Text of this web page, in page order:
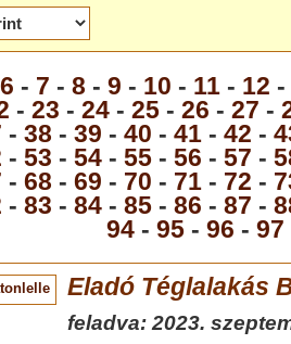
6 - 7 - 8 - 9 - 10 - 11 - 12 -
- 23 - 24 - 25 - 26 - 27 -
- 38 - 39 - 40 - 41 - 42 -
- 53 - 54 - 55 - 56 - 57 -
- 68 - 69 - 70 - 71 - 72 -
- 83 - 84 - 85 - 86 - 87 -
94 - 95 - 96 - 97
Eladó Téglalakás
feladva: 2023.